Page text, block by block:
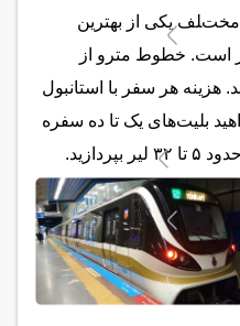
استانبول با ۵ خط مختلف یکی از بهترین
است. خطوط مترو از
دارند. هزینه هر سفر با استانبول
بخواهید بلیت‌های یک تا ده سفره